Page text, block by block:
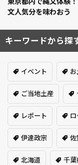
文人気分を味わおう
キーワードから探
イベント
ご当地土産
レポート
伊達政宗 佐
北海道 千葉